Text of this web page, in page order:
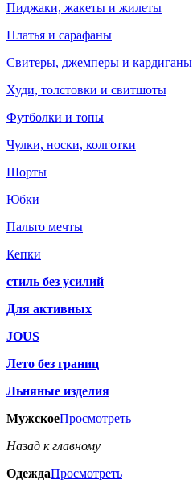
Пиджаки, жакеты и жилеты
Платья и сарафаны
Свитеры, джемперы и кардиганы
Худи, толстовки и свитшоты
Футболки и топы
Чулки, носки, колготки
Шорты
Юбки
Пальто мечты
Кепки
стиль без усилий
Для активных
JOUS
Лето без границ
Льняные изделия
МужскоеПросмотреть
Назад к главному
ОдеждаПросмотреть